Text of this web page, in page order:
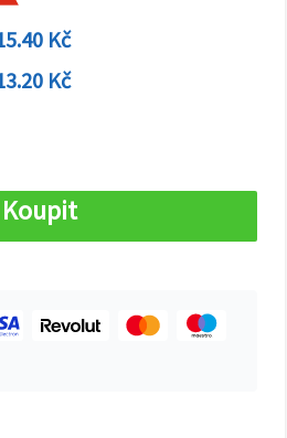
Kč
Kč
Koupit